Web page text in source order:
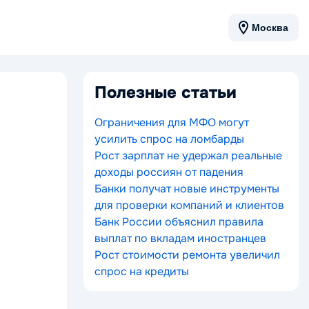
Москва
Полезные статьи
Ограничения для МФО могут
усилить спрос на ломбарды
Рост зарплат не удержал реальные
доходы россиян от падения
Банки получат новые инструменты
для проверки компаний и клиентов
Банк России объяснил правила
выплат по вкладам иностранцев
Рост стоимости ремонта увеличил
спрос на кредиты